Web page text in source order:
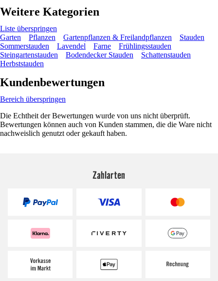
Weitere Kategorien
Liste überspringen
Garten
Pflanzen Gartenpflanzen & Freilandpflanzen
Stauden
Sommerstauden
Lavendel Farne
Frühlingsstauden
Steingartenstauden
Bodendecker Stauden
Schattenstauden
Herbststauden
Kundenbewertungen
Bereich überspringen
Die Echtheit der Bewertungen wurde von uns nicht überprüft.
Bewertungen können auch von Kunden stammen, die die Ware nicht
nachweislich genutzt oder gekauft haben.
Zahlarten